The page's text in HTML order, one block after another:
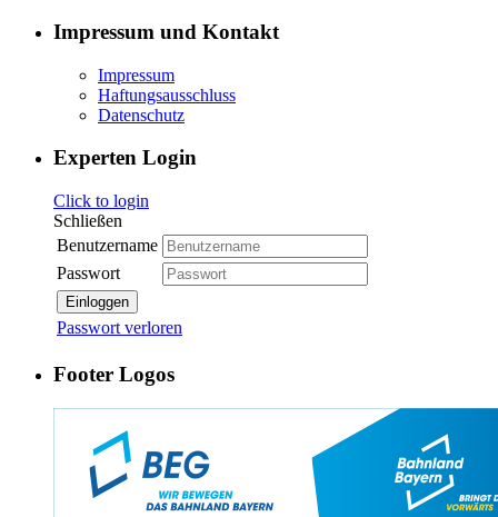
Impressum und Kontakt
Impressum
Haftungsausschluss
Datenschutz
Experten Login
Click to login
Schließen
Benutzername
Passwort
Einloggen
Passwort verloren
Footer Logos